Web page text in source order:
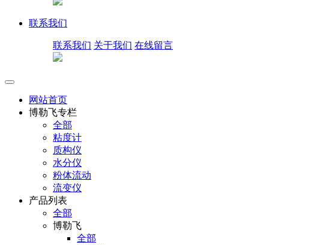
联系我们
联系我们 关于我们 在线留言
网站首页
博勒飞专栏
全部
粘度计
质构仪
水分仪
粉体流动
流变仪
产品列表
全部
博勒飞
全部